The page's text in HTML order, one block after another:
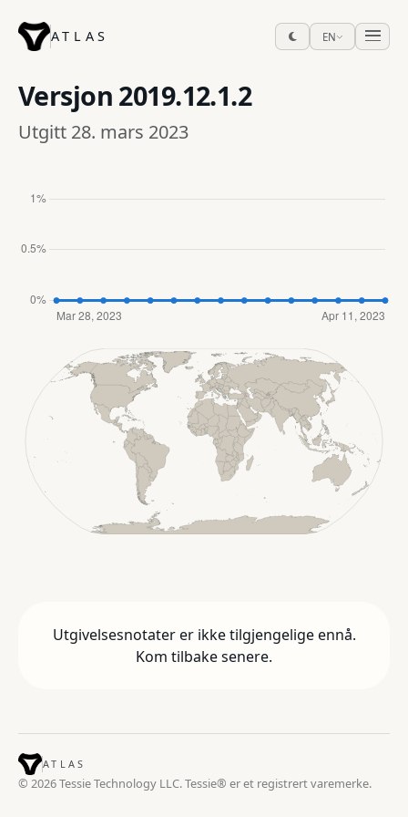
ATLAS EN
Versjon 2019.12.1.2
Utgitt 28. mars 2023
Utgivelsesnotater er ikke tilgjengelige ennå.
Kom tilbake senere.
ATLAS
© 2026 Tessie Technology LLC. Tessie® er et registrert varemerke.